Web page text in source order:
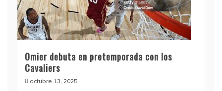
Omier debuta en pretemporada con los
Cavaliers
octubre 13, 2025